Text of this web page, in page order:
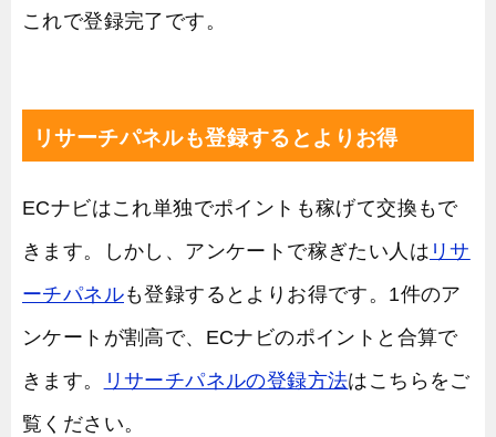
これで登録完了です。
リサーチパネルも登録するとよりお得
ECナビはこれ単独でポイントも稼げて交換もで
きます。しかし、アンケートで稼ぎたい人は リサ
ーチパネルも登録するとよりお得です。1件のア
ンケートが割高で、ECナビのポイントと合算で
きます。
リサーチパネルの登録方法はこちらをご
覧ください。